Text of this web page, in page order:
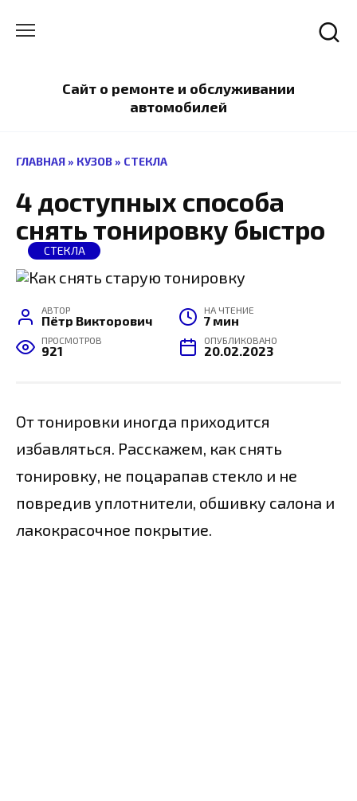
содержанию
Сайт о ремонте и обслуживании
автомобилей
ГЛАВНАЯ » КУЗОВ » СТЕКЛА
4 доступных способа
снять тонировку быстро
СТЕКЛА
АВТОР
Пётр Викторович
НА ЧТЕНИЕ
7 мин
ПРОСМОТРОВ
921
ОПУБЛИКОВАНО
20.02.2023
От тонировки иногда приходится
избавляться. Расскажем, как снять
тонировку, не поцарапав стекло и не
повредив уплотнители, обшивку салона и
лакокрасочное покрытие.